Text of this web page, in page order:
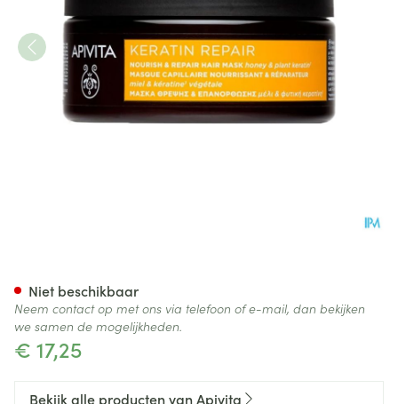
€ 17,25
Niet beschikbaar
Neem contact op met ons via telefoon of e-mail, dan bekijken
we samen de mogelijkheden.
Bekijk alle producten van Apivita